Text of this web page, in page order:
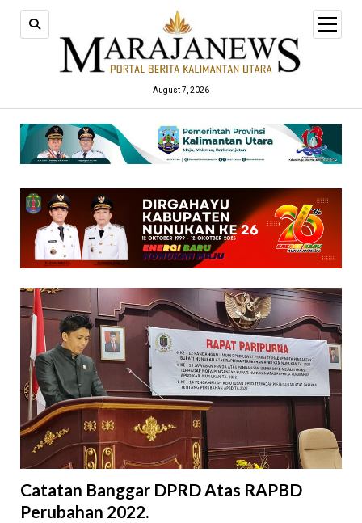
August 7, 2026
open
menu
Catatan Banggar DPRD Atas RAPBD
Perubahan 2022.